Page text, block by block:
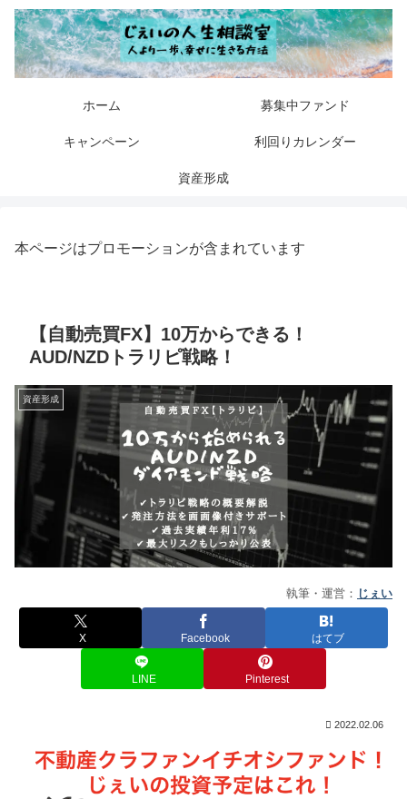
ホーム 募集中ファンド
キャンペーン 利回りカレンダー
資産形成
本ページはプロモーションが含まれています
【自動売買FX】10万からできる！
AUD/NZDトラリピ戦略！
資産形成
執筆・運営： じぇい
X Facebook はてブ
LINE Pinterest
2022.02.06